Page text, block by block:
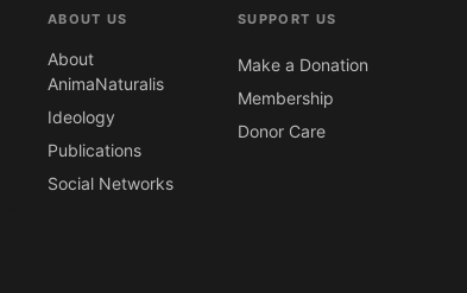
ABOUT US
About
AnimaNaturalis
Ideology
Publications
Social Networks
SUPPORT US
Make a Donation
Membership
Donor Care